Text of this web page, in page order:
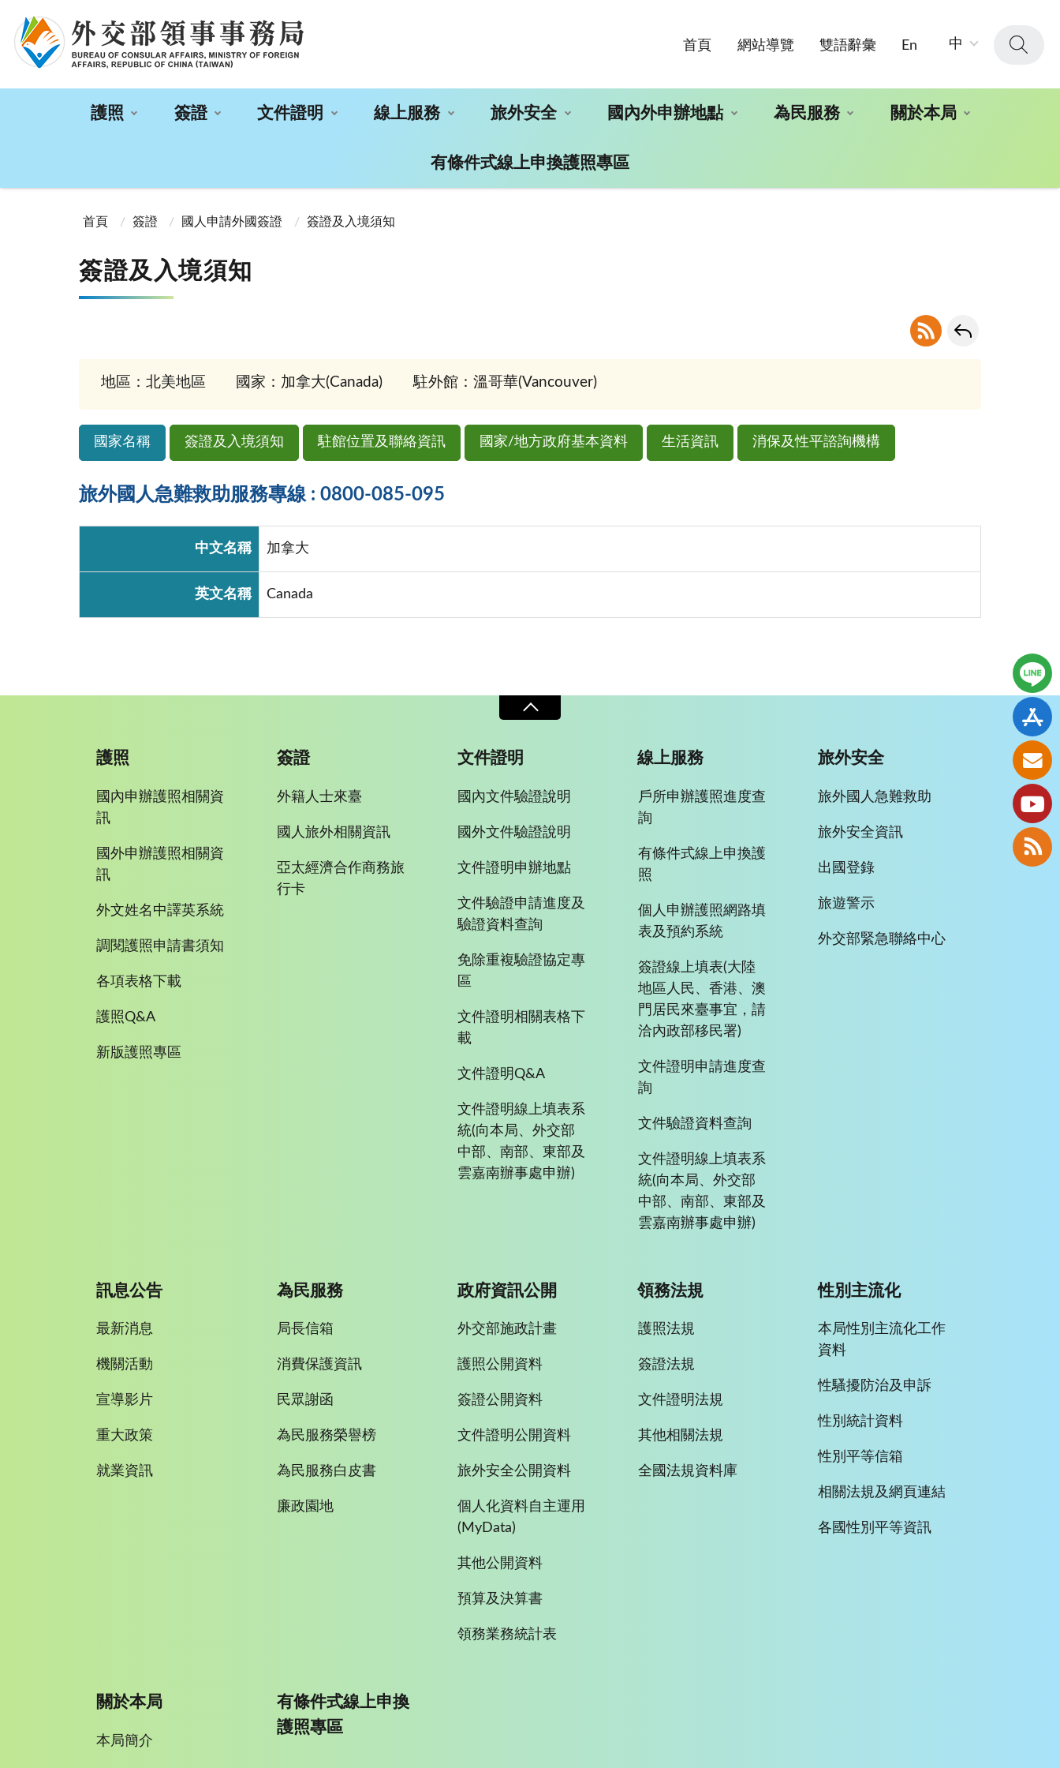
首頁 網站導覽 雙語辭彙 En 中
護照 簽證 文件證明 線上服務 旅外安全 國內外申辦地點 為民服務 關於本局
有條件式線上申換護照專區
首頁
簽證 國人申請外國簽證 簽證及入境須知
簽證及入境須知
地區：北美地區 國家：加拿大(Canada) 駐外館：溫哥華(Vancouver)
國家名稱 簽證及入境須知 駐館位置及聯絡資訊 國家/地方政府基本資料 生活資訊 消保及性平諮詢機構
旅外國人急難救助服務專線 : 0800-085-095
中文名稱 加拿大
英文名稱 Canada
護照
國內申辦護照相關資
訊
國外申辦護照相關資
訊
外文姓名中譯英系統
調閱護照申請書須知
各項表格下載
護照Q&A
新版護照專區
簽證
外籍人士來臺
國人旅外相關資訊
亞太經濟合作商務旅
行卡
文件證明
國內文件驗證說明
國外文件驗證說明
文件證明申辦地點
文件驗證申請進度及
驗證資料查詢
免除重複驗證協定專
區
文件證明相關表格下
載
文件證明Q&A
文件證明線上填表系
統(向本局、外交部
中部、南部、東部及
雲嘉南辦事處申辦)
線上服務
戶所申辦護照進度查
詢
有條件式線上申換護
照
個人申辦護照網路填
表及預約系統
簽證線上填表(大陸
地區人民、香港、澳
門居民來臺事宜，請
洽內政部移民署)
文件證明申請進度查
詢
文件驗證資料查詢
文件證明線上填表系
統(向本局、外交部
中部、南部、東部及
雲嘉南辦事處申辦)
旅外安全
旅外國人急難救助
旅外安全資訊
出國登錄
旅遊警示
外交部緊急聯絡中心
訊息公告
最新消息
機關活動
宣導影片
重大政策
就業資訊
為民服務
局長信箱
消費保護資訊
民眾謝函
為民服務榮譽榜
為民服務白皮書
廉政園地
政府資訊公開
外交部施政計畫
護照公開資料
簽證公開資料
文件證明公開資料
旅外安全公開資料
個人化資料自主運用
(MyData)
其他公開資料
預算及決算書
領務業務統計表
領務法規
護照法規
簽證法規
文件證明法規
其他相關法規
全國法規資料庫
性別主流化
本局性別主流化工作
資料
性騷擾防治及申訴
性別統計資料
性別平等信箱
相關法規及網頁連結
各國性別平等資訊
關於本局
本局簡介
有條件式線上申換
護照專區